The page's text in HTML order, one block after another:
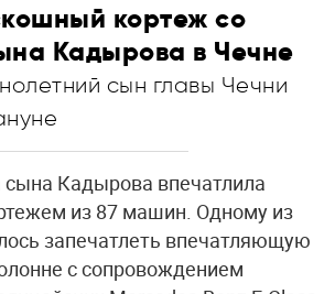
кортеж со
Кадырова в Чечне
сын главы Чечни
сына Кадырова впечатлила
из 87 машин. Одному из
запечатлеть впечатляющую
с сопровождением